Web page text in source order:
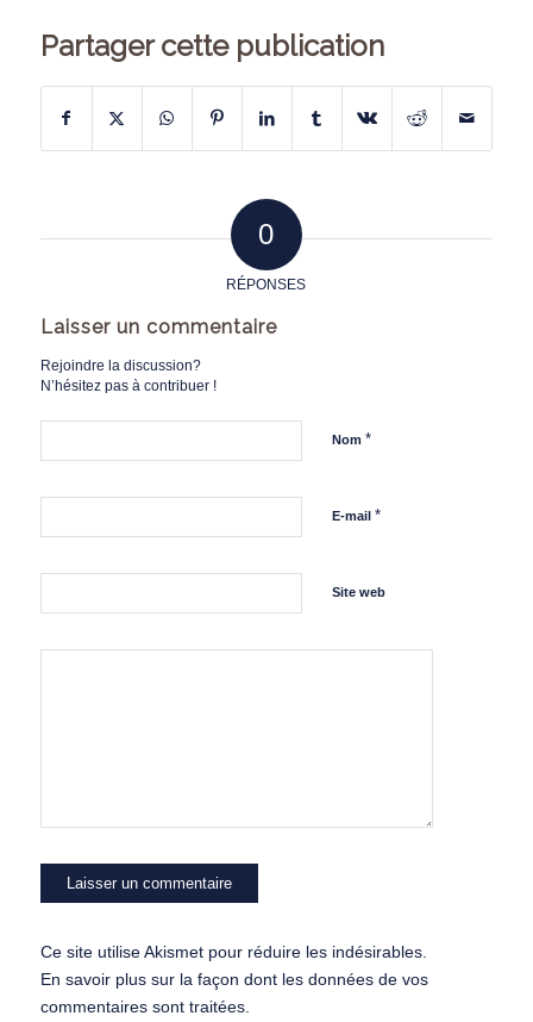
Partager cette publication
0
RÉPONSES
Laisser un commentaire
Rejoindre la discussion?
N’hésitez pas à contribuer !
Nom *
E-mail *
Site web
Ce site utilise Akismet pour réduire les indésirables.
En savoir plus sur la façon dont les données de vos
commentaires sont traitées.